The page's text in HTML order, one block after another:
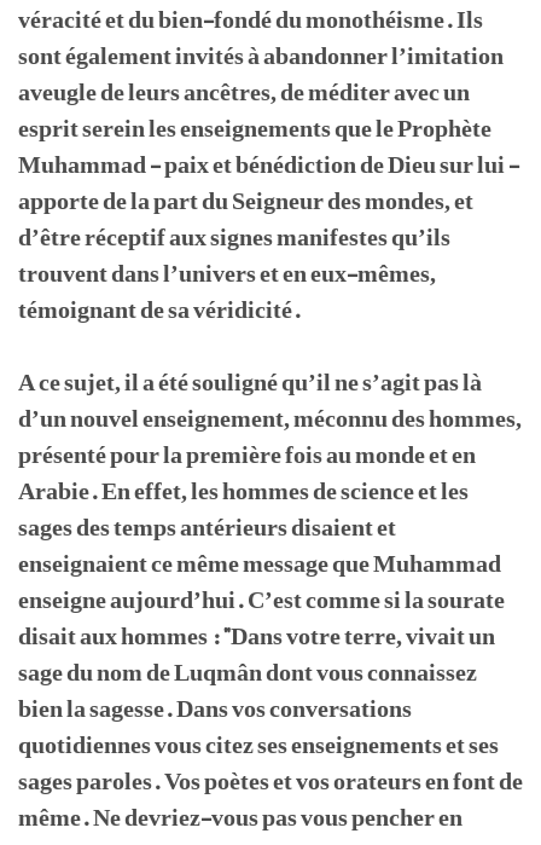
véracité et du bien-fondé du monothéisme. Ils
sont également invités à abandonner l’imitation
aveugle de leurs ancêtres, de méditer avec un
esprit serein les enseignements que le Prophète
Muhammad - paix et bénédiction de Dieu sur lui -
apporte de la part du Seigneur des mondes, et
d’être réceptif aux signes manifestes qu’ils
trouvent dans l’univers et en eux-mêmes,
témoignant de sa véridicité.
A ce sujet, il a été souligné qu’il ne s’agit pas là
d’un nouvel enseignement, méconnu des hommes,
présenté pour la première fois au monde et en
Arabie. En effet, les hommes de science et les
sages des temps antérieurs disaient et
enseignaient ce même message que Muhammad
enseigne aujourd’hui. C’est comme si la sourate
disait aux hommes : "Dans votre terre, vivait un
sage du nom de Luqmân dont vous connaissez
bien la sagesse. Dans vos conversations
quotidiennes vous citez ses enseignements et ses
sages paroles. Vos poètes et vos orateurs en font de
même. Ne devriez-vous pas vous pencher en